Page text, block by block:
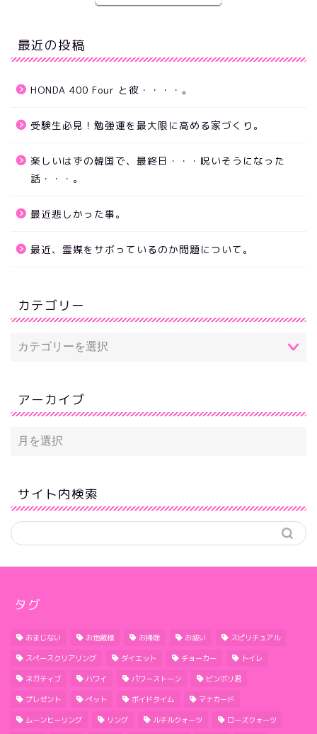
最近の投稿
HONDA 400 Four と彼・・・・。
受験生必見！勉強運を最大限に高める家づくり。
楽しいはずの韓国で、最終日・・・呪いそうになった
話・・・。
最近悲しかった事。
最近、霊媒をサボっているのか問題について。
カテゴリー
アーカイブ
サイト内検索
タグ
おまじない お地蔵様 お掃除 お祓い スピリチュアル
スペースクリアリング ダイエット チョーカー トイレ
ネガティブ ハワイ パワーストーン ビンボリ君
プレゼント ペット ボイドタイム マナカード
ムーンヒーリング リング ルチルクォーツ ローズクォーツ